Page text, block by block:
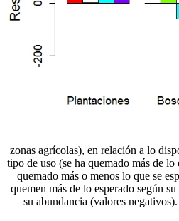
zonas agrícolas), en relación a lo
tipo de uso (se ha quemado más de
quemado más o menos lo que se
quemen más de lo esperado según
su abundancia (valores